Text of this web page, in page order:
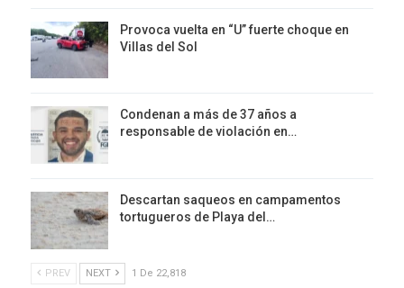
Provoca vuelta en “U” fuerte choque en
Villas del Sol
Condenan a más de 37 años a
responsable de violación en…
Descartan saqueos en campamentos
tortugueros de Playa del…
PREV NEXT 1 De 22,818